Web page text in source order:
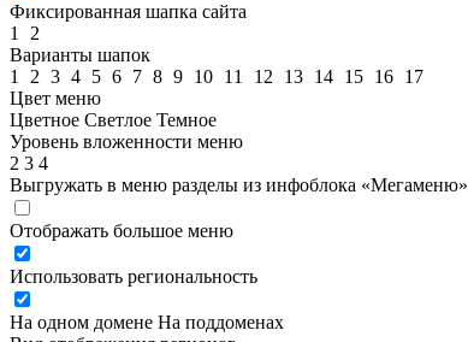
Фиксированная шапка сайта
1
2
Варианты шапок
1
2 3 4 5 6 7 8 9 10 11 12 13 14 15 16 17
Цвет меню
Цветное Светлое Темное
Уровень вложенности меню
2 3 4
Выгружать в меню разделы из инфоблока «Мегаменю»
Отображать большое меню
Использовать региональность
На одном домене На поддоменах